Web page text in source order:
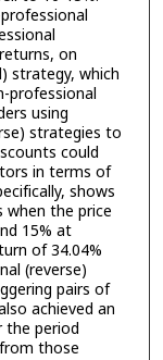
on
strategy, which
professional
using
strategies to
could
in terms of
shows
the price
15% at
of 34.04%
(reverse)
pairs of
achieved an
the period
those